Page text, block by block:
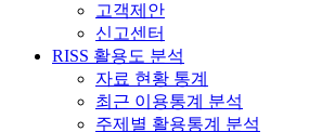
고객제안
신고센터
RISS 활용도 분석
자료 현황 통계
최근 이용통계 분석
주제별 활용통계 분석